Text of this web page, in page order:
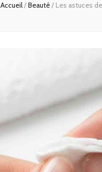
Accueil/Beauté/ Les astuces